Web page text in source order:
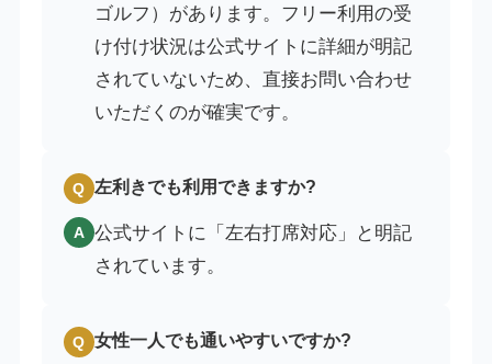
ゴルフ）があります。フリー利用の受
け付け状況は公式サイトに詳細が明記
されていないため、直接お問い合わせ
いただくのが確実です。
Q 左利きでも利用できますか?
A 公式サイトに「左右打席対応」と明記
されています。
Q 女性一人でも通いやすいですか?